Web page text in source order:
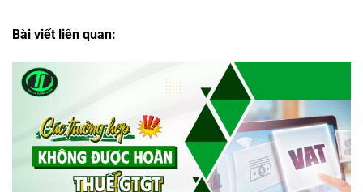
Bài viết liên quan: